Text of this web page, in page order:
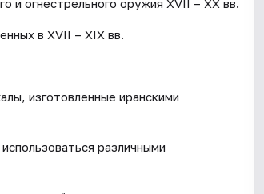
и огнестрельного оружия XVII – XX вв.
в XVII – XIX вв.
изготовленные иранскими
различными